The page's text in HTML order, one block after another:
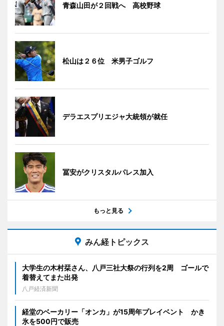
青森山田が２回戦へ 高校野球
松山は２６位 米男子ゴルフ
デラエスプリエジャ大統領が就任
冨安がクリスタルパレス加入
もっと見る
みん経トピックス
大学生の木村栞さん、八戸三社大祭の行列を2周 ゴールで
着替えてまた出発
八戸経済新聞
経堂のベーカリー「オンカ」が15周年プレイベント かき
氷を500円で販売